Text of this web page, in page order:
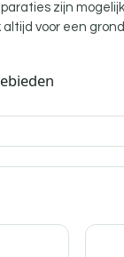
zijn
voor een